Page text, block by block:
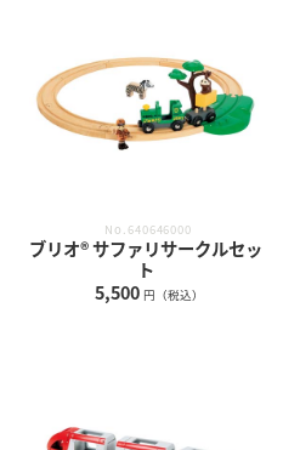
No.640646000
ブリオ® サファリサークルセッ
ト
5,500 円（税込）